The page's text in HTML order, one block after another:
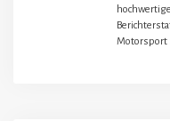
Motorsport